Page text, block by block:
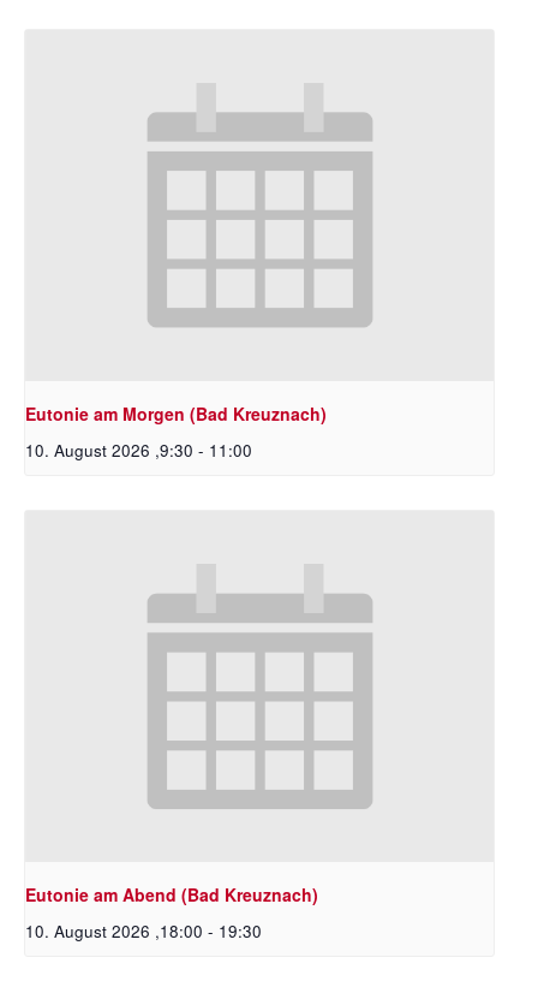
Eutonie am Morgen (Bad Kreuznach)
10. August 2026 ,9:30 - 11:00
Eutonie am Abend (Bad Kreuznach)
10. August 2026 ,18:00 - 19:30